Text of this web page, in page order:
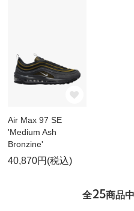
Air Max 97 SE
'Medium Ash
Bronzine'
40,870円(税込)
全25商品中